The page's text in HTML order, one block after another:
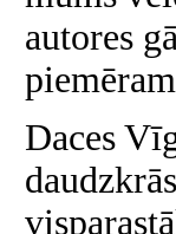
autores
Daces